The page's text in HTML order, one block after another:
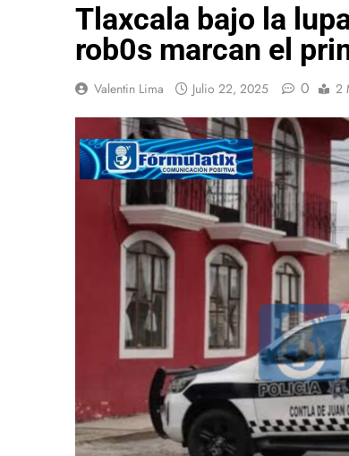
Agosto 6,
“Mira
Agosto 6, 2026
Lorena
Agosto 6,
César
Agosto 6, 2026
En
Agosto 6,
Tlaxcala bajo la
rob0s marcan el
Valentin Lima Julio 22, 2025 0 2